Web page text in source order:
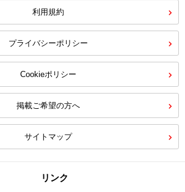
利用規約
プライバシーポリシー
Cookieポリシー
掲載ご希望の方へ
サイトマップ
リンク